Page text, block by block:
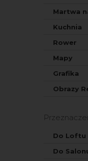
Martwa
Kuchnia
Rower
Mapy
Grafika
Obrazy
Do Loftu
Do